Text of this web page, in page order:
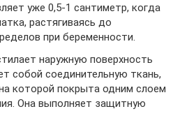
уже 0,5-1 сантиметр, когда
растягиваясь до
при беременности.
наружную поверхность
собой соединительную ткань,
которой покрыта одним слоем
Она выполняет защитную